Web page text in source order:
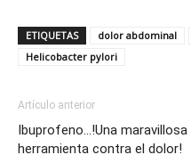
ETIQUETAS dolor abdominal
Helicobacter pylori
Artículo anterior
Ibuprofeno…!Una maravillosa
herramienta contra el dolor!